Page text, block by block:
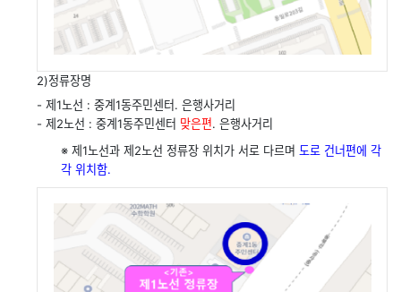
2)정류장명
- 제1노선 : 중계1동주민센터. 은행사거리
- 제2노선 : 중계1동주민센터 맞은편. 은행사거리
※ 제1노선과 제2노선 정류장 위치가 서로 다르며 도로 건너편에 각
각 위치함.